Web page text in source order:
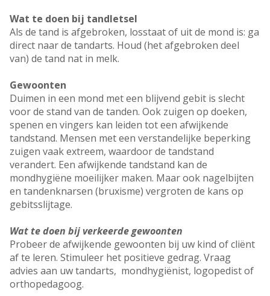
Wat te doen bij tandletsel
Als de tand is afgebroken, losstaat of uit de mond is: ga
direct naar de tandarts. Houd (het afgebroken deel
van) de tand nat in melk.
Gewoonten
Duimen in een mond met een blijvend gebit is slecht
voor de stand van de tanden. Ook zuigen op doeken,
spenen en vingers kan leiden tot een afwijkende
tandstand. Mensen met een verstandelijke beperking
zuigen vaak extreem, waardoor de tandstand
verandert. Een afwijkende tandstand kan de
mondhygiëne moeilijker maken. Maar ook nagelbijten
en tandenknarsen (bruxisme) vergroten de kans op
gebitsslijtage.
Wat te doen bij verkeerde gewoonten
Probeer de afwijkende gewoonten bij uw kind of cliënt
af te leren. Stimuleer het positieve gedrag. Vraag
advies aan uw tandarts, mondhygiënist, logopedist of
orthopedagoog.